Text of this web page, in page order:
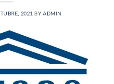
2021 BY ADMIN